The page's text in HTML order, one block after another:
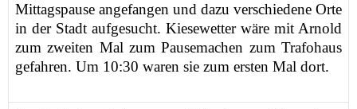
Mittagspause angefangen und dazu verschiedene Orte
in der Stadt aufgesucht. Kiesewetter wäre mit Arnold
zum zweiten Mal zum Pausemachen zum Trafohaus
gefahren. Um 10:30 waren sie zum ersten Mal dort.